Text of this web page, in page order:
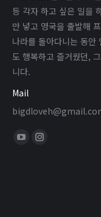
등 각자 하고 싶은 일을
만 넣고 영국을 출발해
나라를 돌아다니는 동안
도 행복하고 즐거웠던,
니다.
Mail
Find us on:
YouTubeInstagram